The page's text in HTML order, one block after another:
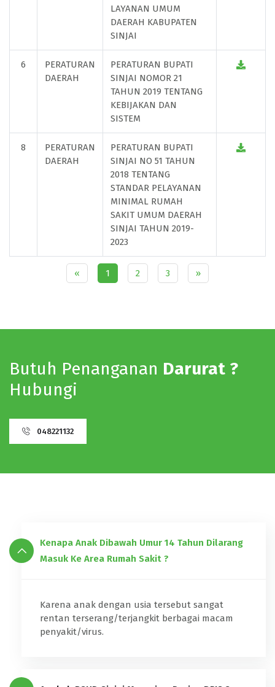
LAYANAN UMUM
DAERAH KABUPATEN
SINJAI
6
PERATURAN
DAERAH
PERATURAN BUPATI
SINJAI NOMOR 21
TAHUN 2019 TENTANG
KEBIJAKAN DAN
SISTEM
8
PERATURAN
DAERAH
PERATURAN BUPATI
SINJAI NO 51 TAHUN
2018 TENTANG
STANDAR PELAYANAN
MINIMAL RUMAH
SAKIT UMUM DAERAH
SINJAI TAHUN 2019-
2023
« 1 2 3 »
Butuh Penanganan Darurat ?
Hubungi
048221132
Kenapa Anak Dibawah Umur 14 Tahun Dilarang
Masuk Ke Area Rumah Sakit ?
Karena anak dengan usia tersebut sangat
rentan terserang/terjangkit berbagai macam
penyakit/virus.